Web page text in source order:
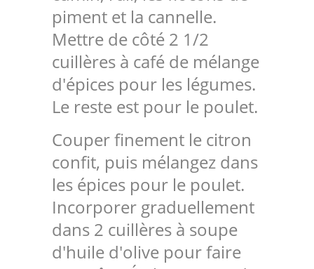
piment et la cannelle.
Mettre de côté 2 1/2
cuillères à café de mélange
d'épices pour les légumes.
Le reste est pour le poulet.
Couper finement le citron
confit, puis mélangez dans
les épices pour le poulet.
Incorporer graduellement
dans 2 cuillères à soupe
d'huile d'olive pour faire